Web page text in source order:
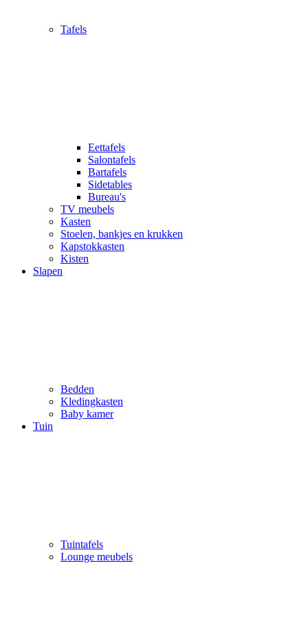
Tafels
Eettafels
Salontafels
Bartafels
Sidetables
Bureau's
TV meubels
Kasten
Stoelen, bankjes en krukken
Kapstokkasten
Kisten
Slapen
Bedden
Kledingkasten
Baby kamer
Tuin
Tuintafels
Lounge meubels